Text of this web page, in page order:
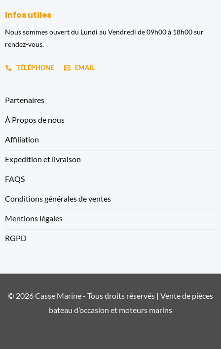
Infos utiles
Nous sommes ouvert du Lundi au Vendredi de 09h00 à 18h00 sur
rendez-vous.
TÉLÉPHONE EMAIL
Partenaires
À Propos de nous
Affiliation
Expedition et livraison
FAQS
Conditions générales de ventes
Mentions légales
RGPD
© 2026 Casse Marine - Tous droits réservés | Vente de pièces
bateau d’occasion et moteurs marins